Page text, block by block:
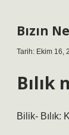
Bızın
Tarih: Ekim 16,
Bılık
Bilik- Bılık: